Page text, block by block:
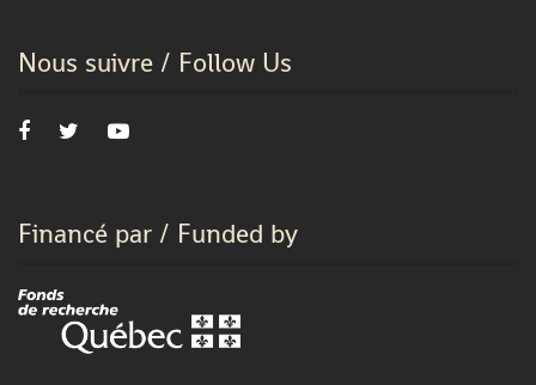
Nous suivre / Follow Us
Financé par / Funded by